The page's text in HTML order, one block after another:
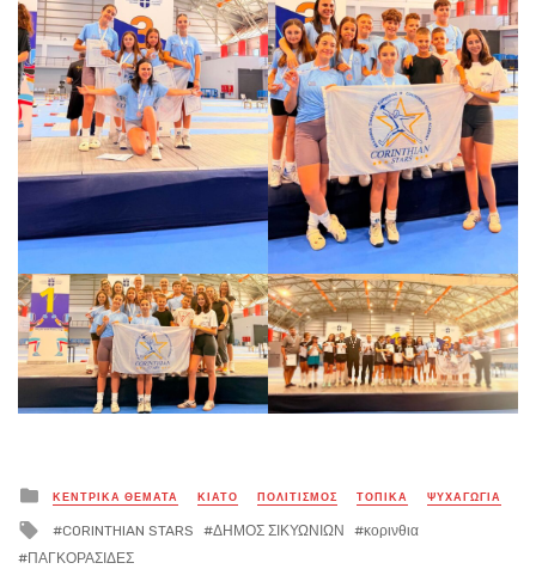
Posted
in
ΚΕΝΤΡΙΚΑ ΘΕΜΑΤΑ ΚΙΑΤΟ ΠΟΛΙΤΙΣΜΟΣ ΤΟΠΙΚΑ ΨΥΧΑΓΩΓΙΑ
Tagged
with
CORINTHIAN STARS ΔΗΜΟΣ ΣΙΚΥΩΝΙΩΝ
κορινθια
ΠΑΓΚΟΡΑΣΙΔΕΣ